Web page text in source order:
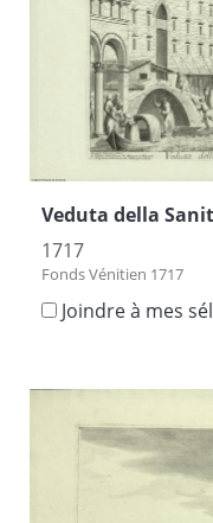
Veduta della
1717
Fonds Vénitien 1717
Joindre à mes